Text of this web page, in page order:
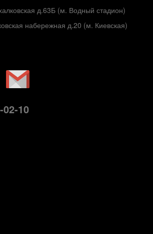
д.63Б (м. Водный стадион)
набережная д.20 (м. Киевская)
02-10